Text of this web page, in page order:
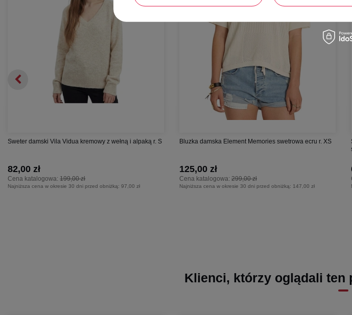
Sweter damski Vila Vidua kremowy z wełną i alpaką r. S
Cena katalogowa: 199,00 zł
82,00 zł
Najniższa cena w okresie 30 dni przed obniżką: 97,00 zł
Bluzka damska Element Memories swetrowa ecru r. XS
Cena katalogowa: 299,00 zł
125,00 zł
Najniższa cena w okresie 30 dni przed obniżką: 147,00 zł
Klienci, którzy oglądali ten